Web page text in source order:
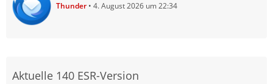
Thunder 4. August 2026 um 22:34
Aktuelle 140 ESR-Version